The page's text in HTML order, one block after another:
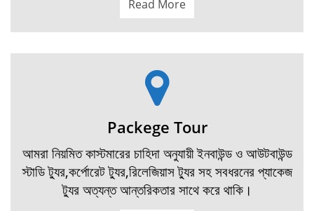
Read More
Packege Tour
আমরা নিয়মিত কাস্টমারের চাহিদা অনুযায়ী ইনবাউন্ড ও আউটবাউন্ড
স্টাডি ট্যুর,কর্পোরেট ট্যুর,রিলেজিয়াস ট্যুর সহ সবধরনের প্যাকেজ
ট্যুর অত্যন্ত আন্তরিকতার সাথে করে থাকি।